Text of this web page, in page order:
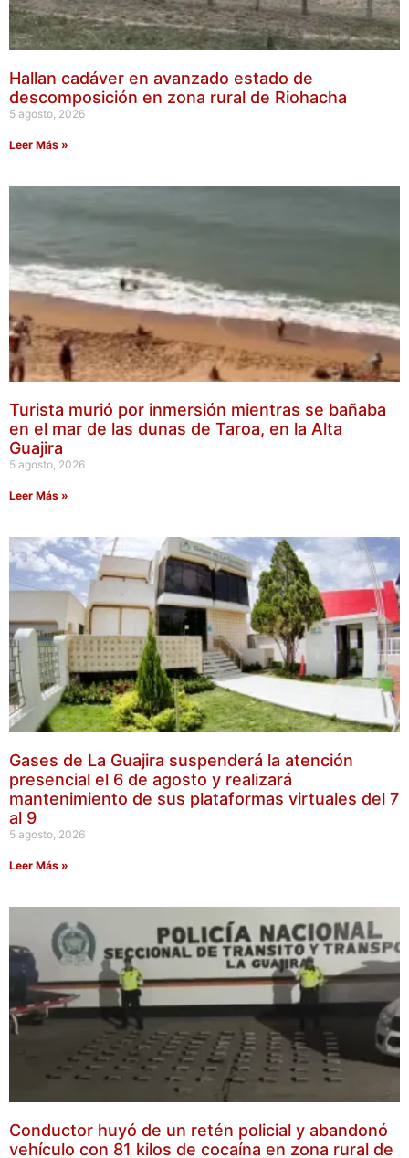
Hallan cadáver en avanzado estado de
descomposición en zona rural de Riohacha
5 agosto, 2026
Leer Más »
Turista murió por inmersión mientras se bañaba
en el mar de las dunas de Taroa, en la Alta
Guajira
5 agosto, 2026
Leer Más »
Gases de La Guajira suspenderá la atención
presencial el 6 de agosto y realizará
mantenimiento de sus plataformas virtuales del 7
al 9
5 agosto, 2026
Leer Más »
Conductor huyó de un retén policial y abandonó
vehículo con 81 kilos de cocaína en zona rural de